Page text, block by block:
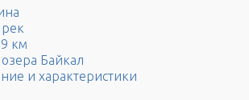
км
Байкал
и характеристики